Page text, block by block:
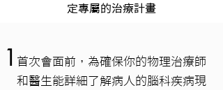
定專屬的治療計畫
1 首次會面前，為確保你的物理治療師
和醫生能詳細了解病人的腦科疾病現